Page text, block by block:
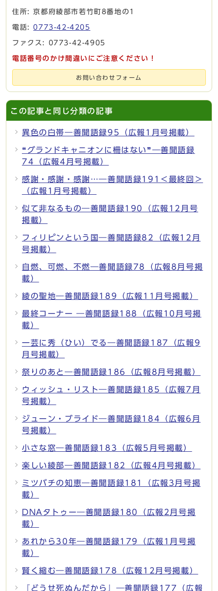
住所: 京都府綾部市若竹町8番地の1
電話:0773-42-4205
ファクス: 0773-42-4905
電話番号のかけ間違いにご注意ください！
お問い合わせフォーム
この記事と同じ分類の記事
異色の白帯―善聞語録95（広報1月号掲載）
❝グランドキャニオンに柵はない❞―善聞語録
74（広報4月号掲載）
感謝・感謝・感謝…―善聞語録191＜最終回＞
（広報1月号掲載）
似て非なるもの―善聞語録190（広報12月号
掲載）
フィリピンという国―善聞語録82（広報12月
号掲載）
自燃、可燃、不燃―善聞語録78（広報8月号掲
載）
綾の聖地―善聞語録189（広報11月号掲載）
最終コーナー ―善聞語録188（広報10月号掲
載）
一芸に秀（ひい）でる―善聞語録187（広報9
月号掲載）
祭りのあと―善聞語録186（広報8月号掲載）
ウィッシュ・リスト―善聞語録185（広報7月
号掲載）
ジューン・ブライド―善聞語録184（広報6月
号掲載）
小さな窓―善聞語録183（広報5月号掲載）
楽しい綾部―善聞語録182（広報4月号掲載）
ミツバチの知恵―善聞語録181（広報3月号掲
載）
DNAタトゥー―善聞語録180（広報2月号掲
載）
あれから30年―善聞語録179（広報1月号掲
載）
賢く縮む―善聞語録178（広報12月号掲載）
『どうせ死ぬんだから』―善聞語録177（広報